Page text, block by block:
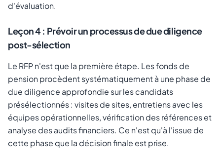
d'évaluation.
Leçon 4 : Prévoir un processus de due diligence
post-sélection
Le RFP n'est que la première étape. Les fonds de
pension procèdent systématiquement à une phase de
due diligence approfondie sur les candidats
présélectionnés : visites de sites, entretiens avec les
équipes opérationnelles, vérification des références et
analyse des audits financiers. Ce n'est qu'à l'issue de
cette phase que la décision finale est prise.